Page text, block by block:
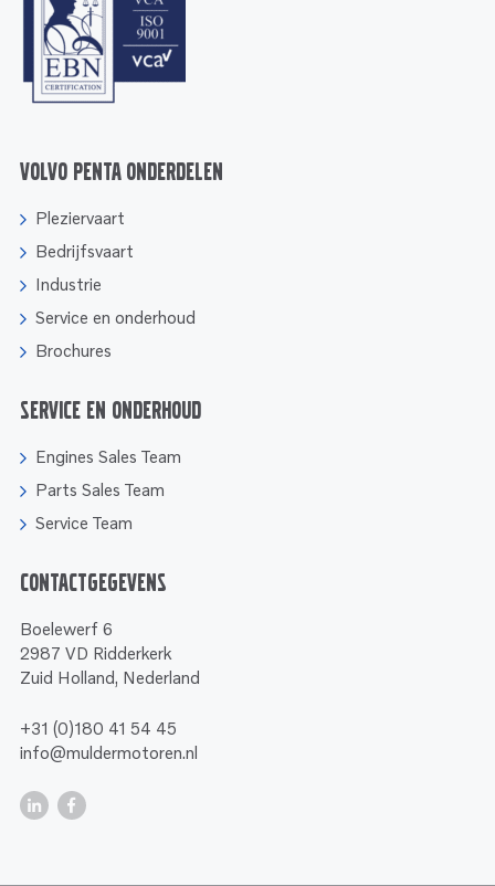
Volvo Penta onderdelen
Pleziervaart
Bedrijfsvaart
Industrie
Service en onderhoud
Brochures
Service en onderhoud
Engines Sales Team
Parts Sales Team
Service Team
Contactgegevens
Boelewerf 6
2987 VD Ridderkerk
Zuid Holland, Nederland
+31 (0)180 41 54 45
info@muldermotoren.nl